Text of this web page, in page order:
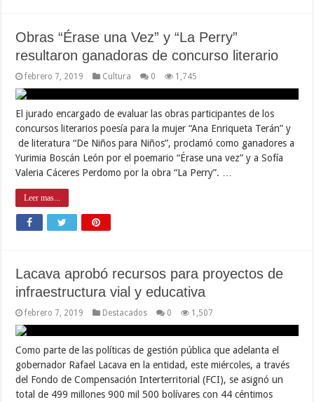
Obras “Érase una Vez” y “La Perry”
resultaron ganadoras de concurso literario
febrero 7, 2019 Cultura 0 1,745
El jurado encargado de evaluar las obras participantes de los
concursos literarios poesía para la mujer “Ana Enriqueta Terán” y
de literatura “De Niños para Niños”, proclamó como ganadores a
Yurimia Boscán León por el poemario “Érase una vez” y a Sofía
Valeria Cáceres Perdomo por la obra “La Perry”. …
Leer mas...
Lacava aprobó recursos para proyectos de
infraestructura vial y educativa
febrero 7, 2019 Destacados 0 1,507
Como parte de las políticas de gestión pública que adelanta el
gobernador Rafael Lacava en la entidad, este miércoles, a través
del Fondo de Compensación Interterritorial (FCI), se asignó un
total de 499 millones 900 mil 500 bolívares con 44 céntimos